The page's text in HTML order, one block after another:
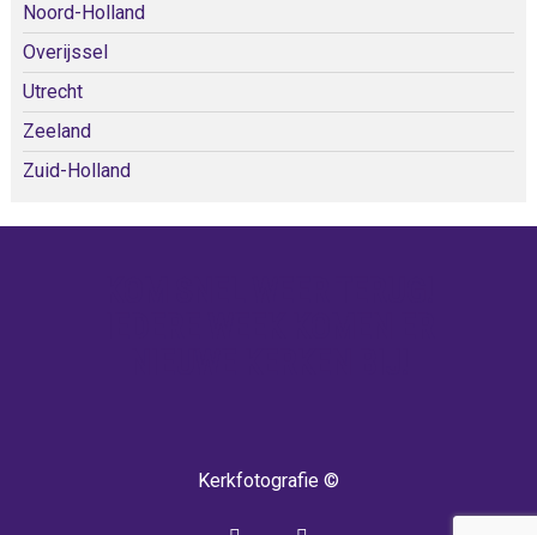
Noord-Holland
Overijssel
Utrecht
Zeeland
Zuid-Holland
Kerkfotografie ©